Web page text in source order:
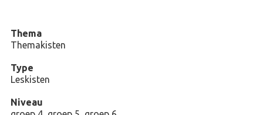
Thema
Themakisten
Type
Leskisten
Niveau